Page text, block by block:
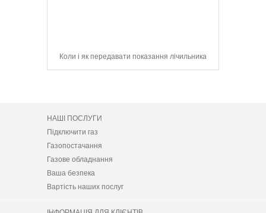
Коли і як передавати показання лічильника
НАШІ ПОСЛУГИ
Підключити газ
Газопостачання
Газове обладнання
Ваша безпека
Вартість наших послуг